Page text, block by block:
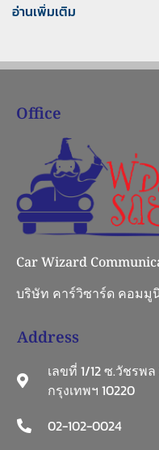
อ่านเพิ่มเติม
Office
Car Wizard
บริษัท คาร์วิซาร์ด คอมมู
Address
เลขที่ 1/12 ซ.วัชรพ
กรุงเทพฯ 10220
02-102-0024